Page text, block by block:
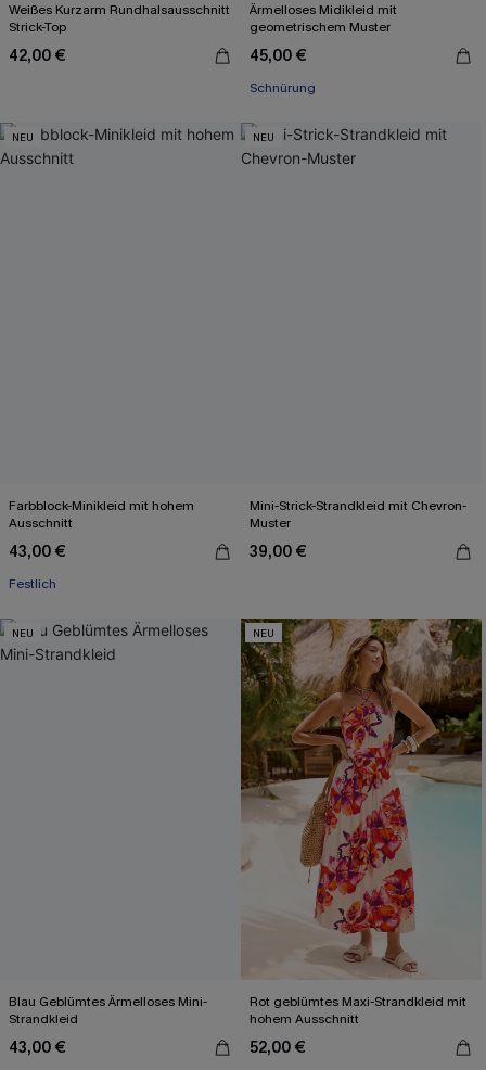
Weißes Kurzarm Rundhalsausschnitt
Strick-Top
42,00 €
Ärmelloses Midikleid mit
geometrischem Muster
45,00 €
Schnürung
NEU
Farbblock-Minikleid mit hohem
Ausschnitt
43,00 €
Festlich
NEU
Mini-Strick-Strandkleid mit Chevron-
Muster
39,00 €
NEU
Blau Geblümtes Ärmelloses Mini-
Strandkleid
43,00 €
NEU
Rot geblümtes Maxi-Strandkleid mit
hohem Ausschnitt
52,00 €